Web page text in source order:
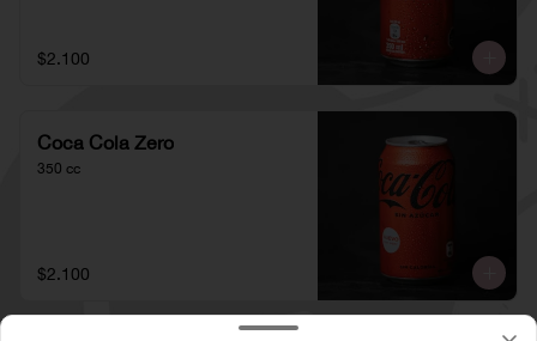
$2.100
Coca Cola Zero
350 cc
$2.100